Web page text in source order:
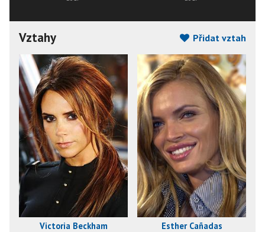
Vztahy Přidat vztah
Victoria Beckham Esther Cañadas